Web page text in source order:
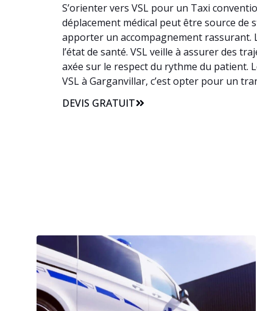
S’orienter vers VSL pour un Taxi
déplacement médical peut être source de
apporter un accompagnement rassurant.
l’état de santé. VSL veille à assurer des
axée sur le respect du rythme du patient.
VSL à Garganvillar, c’est opter pour un
DEVIS GRATUIT